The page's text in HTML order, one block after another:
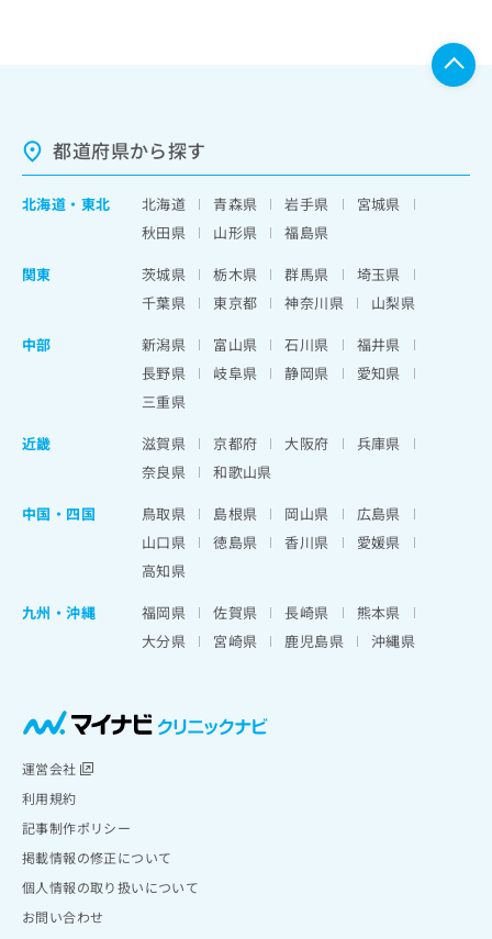
都道府県から探す
北海道 ・ 東北 北海道 青森県 岩手県
宮城県
秋田県
山形県
福島県
関東
茨城県 栃木県 群馬県
埼玉県
千葉県
東京都 神奈川県
山梨県
中部
新潟県 富山県 石川県
福井県
長野県
岐阜県 静岡県
愛知県
三重県
近畿
滋賀県 京都府 大阪府
兵庫県
奈良県
和歌山県
中国・四国
鳥取県 島根県 岡山県
広島県
山口県
徳島県 香川県
愛媛県
高知県
九州・沖縄
福岡県 佐賀県 長崎県
熊本県
大分県
宮崎県 鹿児島県 沖縄県
運営会社
利用規約
記事制作ポリシー
掲載情報の修正について
個人情報の取り扱いについて
お問い合わせ